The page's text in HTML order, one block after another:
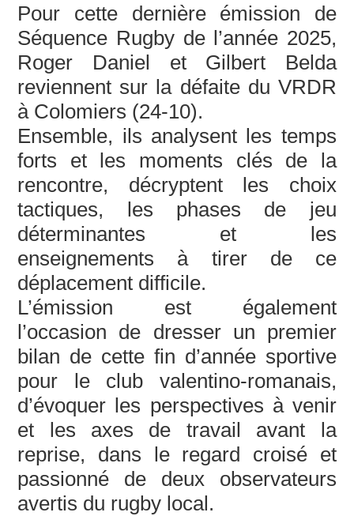
Pour cette dernière émission de
Séquence Rugby de l’année 2025,
Roger Daniel et Gilbert Belda
reviennent sur la défaite du VRDR
à Colomiers (24-10).
Ensemble, ils analysent les temps
forts et les moments clés de la
rencontre, décryptent les choix
tactiques, les phases de jeu
déterminantes et les
enseignements à tirer de ce
déplacement difficile.
L’émission est également
l’occasion de dresser un premier
bilan de cette fin d’année sportive
pour le club valentino-romanais,
d’évoquer les perspectives à venir
et les axes de travail avant la
reprise, dans le regard croisé et
passionné de deux observateurs
avertis du rugby local.